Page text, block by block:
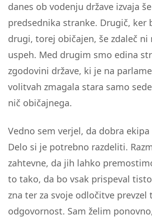
danes ob vodenju države izvaja
predsednika stranke. Drugič, ker
drugi, torej običajen, še zdaleč ni
uspeh. Med drugim smo edina
zgodovini države, ki je na
volitvah zmagala stara samo
nič običajnega.
Vedno sem verjel, da dobra ekipa
Delo si je potrebno razdeliti.
zahtevne, da jih lahko
to tako, da bo vsak prispeval
zna ter za svoje odločitve prevzel
odgovornost. Sam želim